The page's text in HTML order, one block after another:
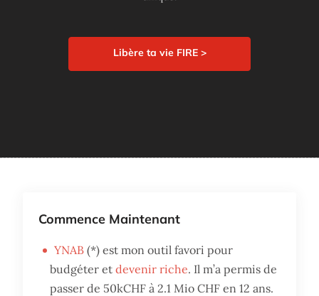
Libère ta vie FIRE >
Commence Maintenant
YNAB (*) est mon outil favori pour
budgéter etdevenir riche. Il m’a permis de
passer de 50kCHF à 2.1 Mio CHF en 12 ans.